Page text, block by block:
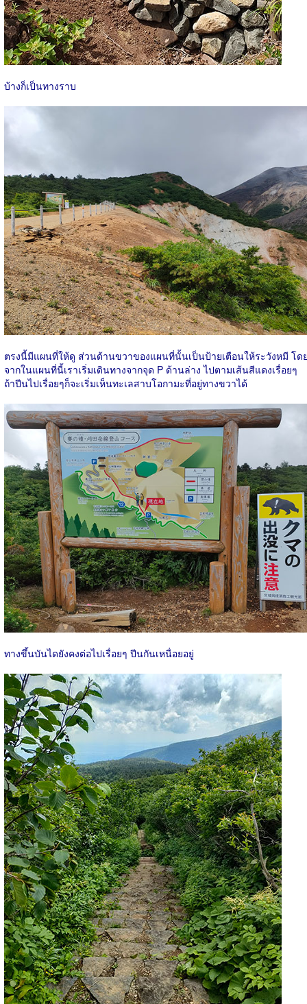
บ้างก็เป็นทางราบ
ตรงนี้มีแผนที่ให้ดู ส่วนด้านขวาของแผนที่นั้นเป็นป้ายเตือนให้ระวังหมี โด
จากในแผนที่นี้เราเริ่มเดินทางจากจุด P ด้านล่าง ไปตามเส้นสีแดงเรื่อยๆ
ถ้าปีนไปเรื่อยๆก็จะเริ่มเห็นทะเลสาบโอกามะที่อยู่ทางขวาได้
ทางขึ้นบันไดยังคงต่อไปเรื่อยๆ ปีนกันเหนื่อยอยู่